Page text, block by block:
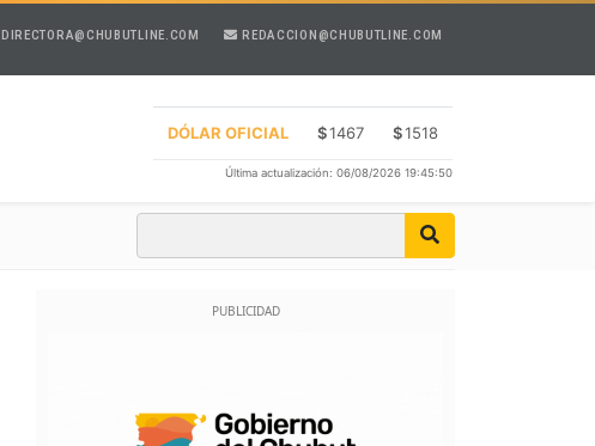
DIRECTORA@CHUBUTLINE.COM REDACCION@CHUBUTLINE.COM
DÓLAR OFICIAL $1467 $1518
Última actualización: 06/08/2026 19:45:50